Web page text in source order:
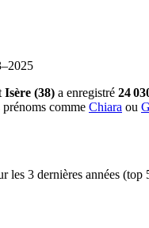
Isère (38) a enregistré 24
comme Chiara ou
les 3 dernières années (top